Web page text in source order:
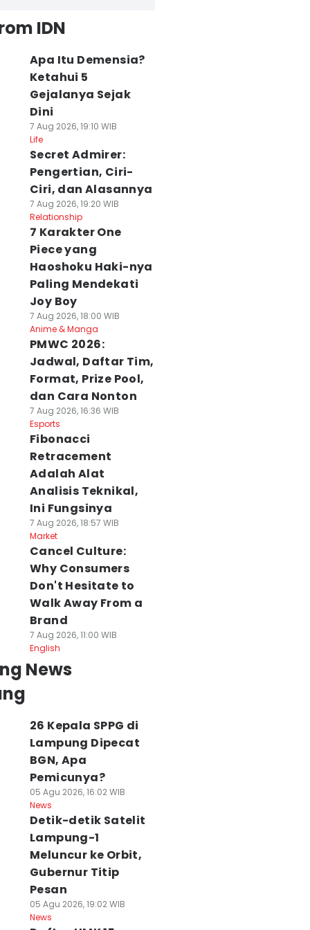
IDN
Apa Itu Demensia?
Ketahui 5
Gejalanya Sejak
Dini
7 Aug 2026, 19:10 WIB
Life
Secret Admirer:
Pengertian, Ciri-
Ciri, dan Alasannya
7 Aug 2026, 19:20 WIB
Relationship
7 Karakter One
Piece yang
Haoshoku Haki-nya
Paling Mendekati
Joy Boy
7 Aug 2026, 18:00 WIB
Anime & Manga
PMWC 2026:
Jadwal, Daftar Tim,
Format, Prize Pool,
dan Cara Nonton
7 Aug 2026, 16:36 WIB
Esports
Fibonacci
Retracement
Adalah Alat
Analisis Teknikal,
Ini Fungsinya
7 Aug 2026, 18:57 WIB
Market
Cancel Culture:
Why Consumers
Don't Hesitate to
Walk Away From a
Brand
7 Aug 2026, 11:00 WIB
English
News
26 Kepala SPPG di
Lampung Dipecat
BGN, Apa
Pemicunya?
05 Agu 2026, 16:02 WIB
News
Detik-detik Satelit
Lampung-1
Meluncur ke Orbit,
Gubernur Titip
Pesan
05 Agu 2026, 19:02 WIB
News